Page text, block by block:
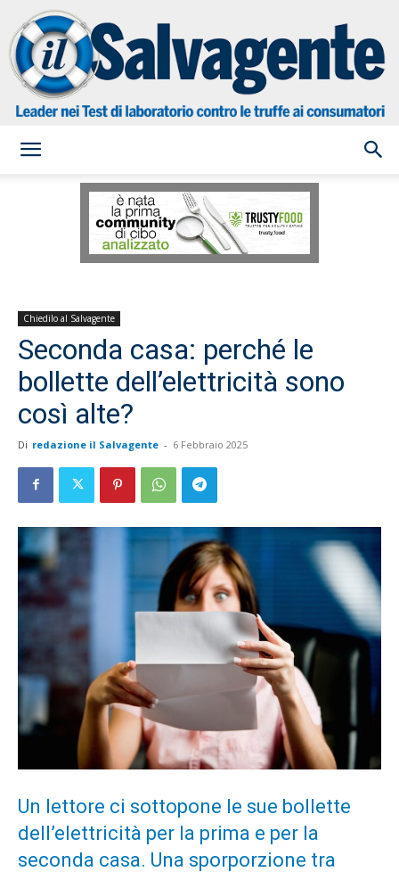
Salvagente
Chiedilo al Salvagente
Seconda casa: perché le
bollette dell’elettricità sono
così alte?
Di redazione il Salvagente - 6 Febbraio 2025
Un lettore ci sottopone le sue bollette
dell’elettricità per la prima e per la
seconda casa. Una sporporzione tra